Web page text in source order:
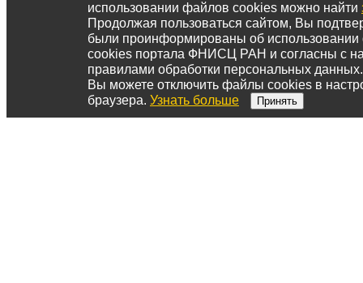
использовании файлов cookies можно найти
Продолжая пользоваться сайтом, Вы
были проинформированы об
cookies портала ФНИСЦ РАН и согласны с
правилами обработки персональных данных.
Вы можете отключить файлы cookies в
браузера. Узнать больше Принять